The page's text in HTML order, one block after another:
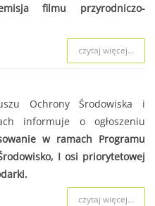
filmu przyrodniczo-
czytaj więcej...
Ochrony Środowiska i
informuje o ogłoszeniu
w ramach Programu
I osi priorytetowej
czytaj więcej...